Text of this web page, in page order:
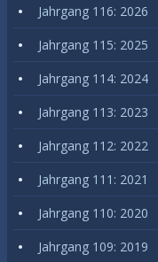
Jahrgang 116: 2026
Jahrgang 115: 2025
Jahrgang 114: 2024
Jahrgang 113: 2023
Jahrgang 112: 2022
Jahrgang 111: 2021
Jahrgang 110: 2020
Jahrgang 109: 2019